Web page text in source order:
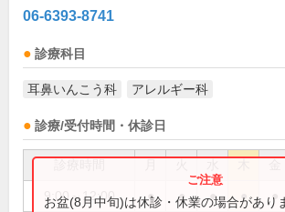
06-6393-8741
診療科目
耳鼻いんこう科 アレルギー科
診療/受付時間・休診日
9:00～12:00 ● ● ● ● ●
お盆(8月中旬)は休診・休業の場合があり